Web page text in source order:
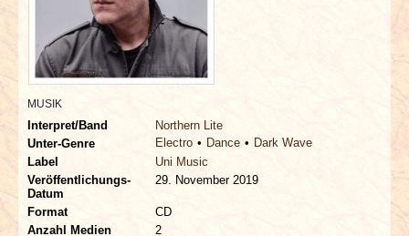
INTERVIEWS
SPECIALS
REDAKTION
LINKS
ARCHIV
MUSIK
Interpret/Band
Northern Lite
Unter-Genre
Electro Dance
Dark Wave
Label
Uni Music
Veröffentlichungs-
Datum
29. November 2019
Format
CD
Anzahl Medien
2